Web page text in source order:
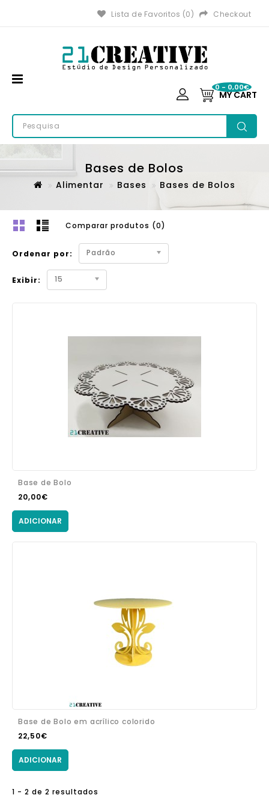
Lista de Favoritos (0) Checkout
MY CART
0 - 0,00€
Bases de Bolos
Alimentar Bases Bases de Bolos
Comparar produtos (0)
Ordenar por: Padrão
Exibir: 15
Base de Bolo
20,00€
ADICIONAR
Base de Bolo em acrílico colorido
22,50€
ADICIONAR
1 - 2 de 2 resultados